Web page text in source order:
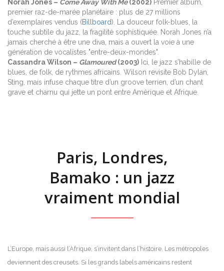
Norah Jones – Come Away With Me(2002) Premier album,
premier raz-de-marée planétaire : plus de 27 millions
d’exemplaires vendus (Billboard). La douceur folk-blues, la
touche subtile du jazz, la fragilité sophistiquée. Norah Jones n’a
jamais cherché à être une diva, mais a ouvert la voie à une
génération de vocalistes "entre-deux-mondes".
Cassandra Wilson – Glamoured(2003) Ici, le jazz s’habille de
blues, de folk, de rythmes africains. Wilson revisite Bob Dylan,
Sting, mais infuse chaque titre d’un groove terrien, d’un chant
grave et charnu qui jette un pont entre Amérique et Afrique.
Paris, Londres,
Bamako : un jazz
vraiment mondial
L’Europe, mais aussi l’Afrique, s’invitent dans l’histoire. Les métropoles
deviennent des creusets. Si les grands labels américains restent